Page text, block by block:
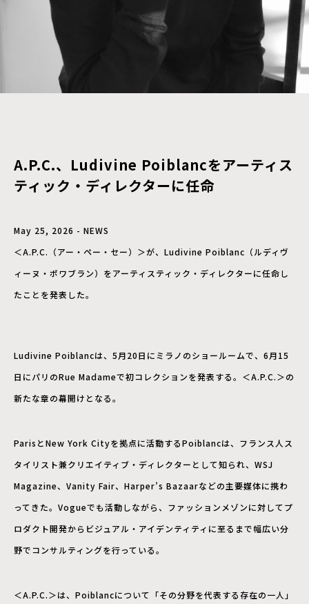
A.P.C.、Ludivine Poiblancをアーティス
ティック・ディレクターに任命
May 25, 2026 - NEWS
＜A.P.C.（アー・ペー・セー）＞が、Ludivine Poiblanc（ルディヴ
ィーヌ・ポワブラン）をアーティスティック・ディレクターに任命し
たことを発表した。
Ludivine Poiblancは、5月20日にミラノのショールームで、6月15
日にパリのRue Madameで初コレクションを発表する。＜A.P.C.＞の
新たな章の幕開けとなる。
ParisとNew York Cityを拠点に活動するPoiblancは、フランス人ス
タイリスト兼クリエイティブ・ディレクターとして知られ、WSJ
Magazine、Vanity Fair、Harper’s Bazaarなどの主要媒体に携わ
ってきた。Vogueでも活動しながら、ファッションメゾンに対してプ
ロダクト開発からビジュアル・アイデンティティに至るまで幅広い分
野でコンサルティングを行っている。
＜A.P.C.＞は、Poiblancについて「その分野を代表する存在の一人」